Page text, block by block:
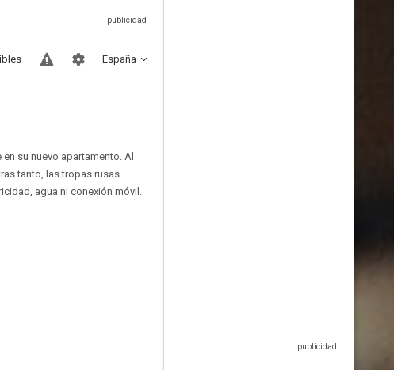
España
su nuevo apartamento. Al
tanto, las tropas rusas
agua ni conexión móvil.